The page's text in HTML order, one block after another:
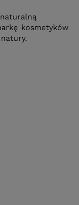
kosmetyków